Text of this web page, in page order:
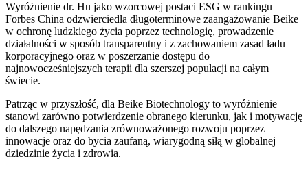
Wyróżnienie dr. Hu jako wzorcowej postaci ESG w rankingu
Forbes China odzwierciedla długoterminowe zaangażowanie Beike
w ochronę ludzkiego życia poprzez technologię, prowadzenie
działalności w sposób transparentny i z zachowaniem zasad ładu
korporacyjnego oraz w poszerzanie dostępu do
najnowocześniejszych terapii dla szerszej populacji na całym
świecie.
Patrząc w przyszłość, dla Beike Biotechnology to wyróżnienie
stanowi zarówno potwierdzenie obranego kierunku, jak i motywację
do dalszego napędzania zrównoważonego rozwoju poprzez
innowacje oraz do bycia zaufaną, wiarygodną siłą w globalnej
dziedzinie życia i zdrowia.